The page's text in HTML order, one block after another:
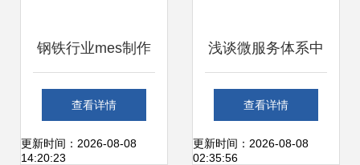
钢铁行业mes制作
执行系统应用
查看详情
更新时间：2026-08-08
14:20:23
浅谈微服务体系中
的分层设计与领域
划分
查看详情
更新时间：2026-08-08
02:35:56